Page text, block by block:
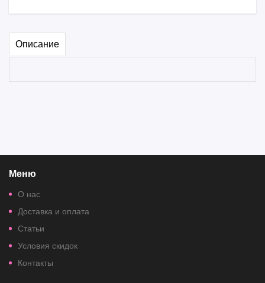
Описание
Меню
О нас
Доставка и оплата
Статьи
Условия скидок
Контакты